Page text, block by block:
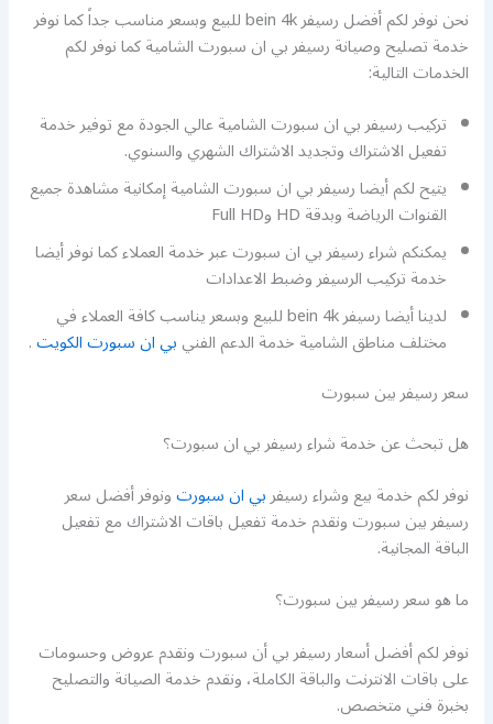
نحن نوفر لكم أفضل رسيفر bein 4k للبيع وبسعر مناسب جداً كما نوفر
خدمة تصليح وصيانة رسيفر بي ان سبورت الشامية كما نوفر لكم
الخدمات التالية:
تركيب رسيفر بي ان سبورت الشامية عالي الجودة مع توفير خدمة
تفعيل الاشتراك وتجديد الاشتراك الشهري والسنوي.
يتيح لكم أيضا رسيفر بي ان سبورت الشامية إمكانية مشاهدة جميع
القنوات الرياضة وبدقة HD وFull HD
يمكنكم شراء رسيفر بي ان سبورت عبر خدمة العملاء كما نوفر أيضا
خدمة تركيب الرسيفر وضبط الاعدادات
لدينا أيضا رسيفر bein 4k للبيع وبسعر يناسب كافة العملاء في
مختلف مناطق الشامية خدمة الدعم الفنيبي ان سبورت الكويت.
سعر رسيفر بين سبورت
هل تبحث عن خدمة شراء رسيفر بي ان سبورت؟
نوفر لكم خدمة بيع وشراء رسيفربي ان سبورتونوفر أفضل سعر
رسيفر بين سبورت ونقدم خدمة تفعيل باقات الاشتراك مع تفعيل
الباقة المجانية.
ما هو سعر رسيفر بين سبورت؟
نوفر لكم أفضل أسعار رسيفر بي أن سبورت ونقدم عروض وحسومات
على باقات الانترنت والباقة الكاملة، ونقدم خدمة الصيانة والتصليح
بخبرة فني متخصص.